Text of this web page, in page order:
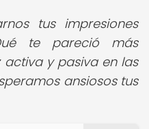
tus impresiones
te pareció más
y pasiva en las
ansiosos tus